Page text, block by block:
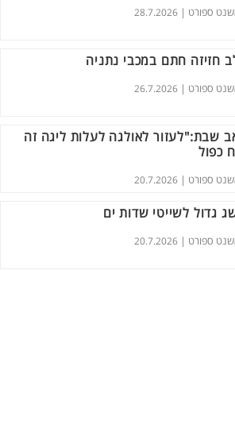
ספורט | 28.7.2026
חזיזה חתם במכבי נתניה
ספורט | 26.7.2026
שבת:"לעזור לאולגה לעלות ליגה זה
כפול
ספורט | 20.7.2026
גדול לשייטי שדות ים
ספורט | 20.7.2026